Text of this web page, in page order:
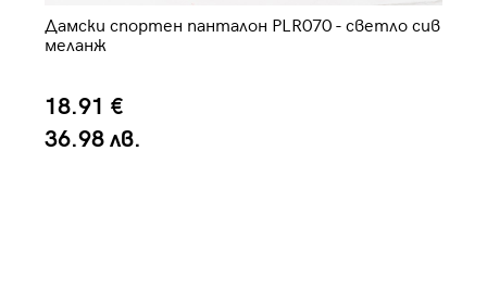
Дамски спортен панталон PLR070 - светло сив
меланж
18.91 €
36.98 лв.